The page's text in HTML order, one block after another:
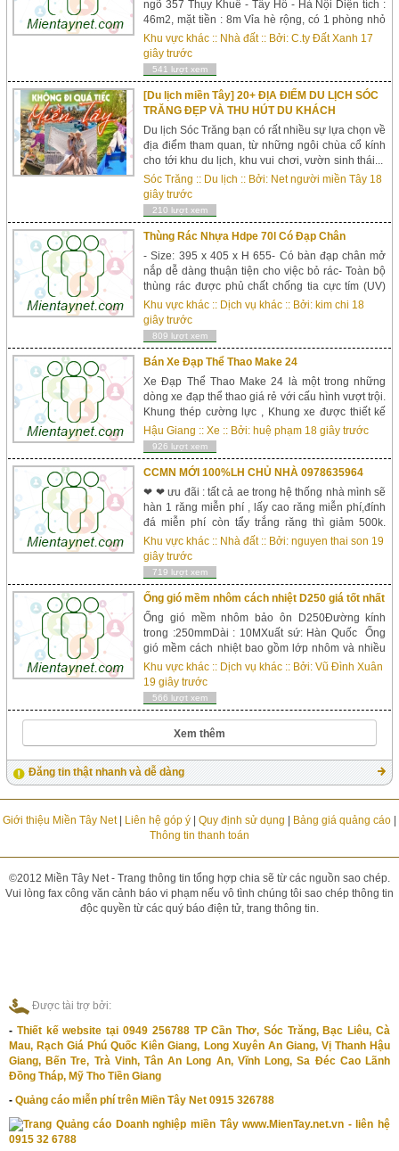
ngõ 357 Thụy Khuê - Tây Hồ - Hà Nội Diện tích :
46m2, mặt tiền : 8m Vỉa hè rộng, có 1 phòng nhỏ
15m2, vệ sinh đầy đủ, cửa hàng có dụng cụ, vào
hoạt động luôn, vị trí đẹp , kinh doanh thuận tiện,
quán có lượng khách ổn định Giá thuê : 7
triệu/tháng Giá nhượng : 100 triệ...
Khu vực khác :: Nhà đất:: Bởi:C.ty Đất Xanh 17
giây trước
541 lượt xem
[Du lịch miền Tây] 20+ ĐỊA ĐIỂM DU LỊCH SÓC
TRĂNG ĐẸP VÀ THU HÚT DU KHÁCH
Du lịch Sóc Trăng bạn có rất nhiều sự lựa chọn về
địa điểm tham quan, từ những ngôi chùa cổ kính
cho tới khu du lịch, khu vui chơi, vườn sinh thái...
Những ngôi chùa cổ kính ở Sóc TrăngSóc Trăng
nổi tiếng với những ngôi chù...
Sóc Trăng :: Du lịch :: Bởi: Net người miền Tây 18
giây trước
210 lượt xem
Thùng Rác Nhựa Hdpe 70l Có Đạp Chân
- Size: 395 x 405 x H 655- Có bàn đạp chân mở
nắp dễ dàng thuận tiện cho việc bỏ rác- Toàn bộ
thùng rác được phủ chất chống tia cực tím (UV)
giúp cho thùng rác không bị lão hóa khi để ngoài
trời nắng.- Sử dụng ...
Khu vực khác :: Dịch vụ khác :: Bởi:kim chi 18
giây trước
809 lượt xem
Bán Xe Đạp Thể Thao Make 24
Xe Đạp Thể Thao Make 24 là một trong những
dòng xe đạp thể thao giá rẻ với cấu hình vượt trội.
Khung thép cường lực , Khung xe được thiết kế
mạnh mẽ và đạt tiêu chuẩn với kiểu dáng hiện
đại. Giảm sóc trước chống rỉ. Bộ đề 21 speed
mạnh mẽ và...
Hậu Giang ::Xe :: Bởi:huệ phạm 18 giây trước
926 lượt xem
CCMN MỚI 100%LH CHỦ NHÀ 0978635964
❤ ❤ ưu đãi : tất cả ae trong hệ thống nhà mình sẽ
hàn 1 răng miễn phí , lấy cao răng miễn phí,đính
đá miễn phí còn tẩy trắng răng thì giảm 500k.
CHUNG MINI CƯ CAO CẤP TRUNG VĂN MỚI
100% ...
Khu vực khác :: Nhà đất:: Bởi:nguyen thai son 19
giây trước
719 lượt xem
Ống gió mềm nhôm cách nhiệt D250 giá tốt nhất
Ống gió mềm nhôm bảo ôn D250Đường kính
trong :250mmDài : 10MXuất sứ: Hàn Quốc Ống
gió mềm cách nhiệt bao gồm lớp nhôm và nhiều
lớp bông cách nhiệt ép lại, và được củng cố với
dây thép cứng xoắn tròn vào các lớp lá nhôm và
polyester. Bằng công nghệ này, ống gió mềm
cách nhiệt được xoắn tròn với một kết cấu liên tụ...
Khu vực khác :: Dịch vụ khác :: Bởi:Vũ Đình Xuân
19 giây trước
566 lượt xem
Xem thêm
Đăng tin thật nhanh và dễ dàng
Giới thiệu Miền Tây Net| Liên hệ góp ý| Quy định sử dụng | Bảng giá quảng cáo|
Thông tin thanh toán
©2012 Miền Tây Net - Trang thông tin tổng hợp chia sẽ từ các nguồn sao chép.
Vui lòng fax công văn cảnh báo vi phạm nếu vô tình chúng tôi sao chép thông tin
độc quyền từ các quý báo điện tử, trang thông tin.
Được tài trợ bởi:
- Thiết kế website tại 0949 256788 TP Cần Thơ, Sóc Trăng, Bạc Liêu, Cà
Mau, Rạch Giá Phú Quốc Kiên Giang, Long Xuyên An Giang, Vị Thanh Hậu
Giang, Bến Tre, Trà Vinh, Tân An Long An, Vĩnh Long, Sa Đéc Cao Lãnh
Đồng Tháp, Mỹ Tho Tiền Giang
- Quảng cáo miễn phí trên Miền Tây Net 0915 326788